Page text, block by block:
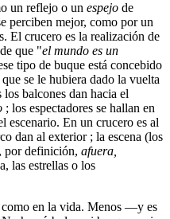
un reflejo o un espejo de
perciben mejor, como por un
El crucero es la realización de
que "el mundo es un
tipo de buque está concebido
se le hubiera dado la vuelta
balcones dan hacia el
; los espectadores se hallan en
escenario. En un crucero es al
dan al exterior ; la escena (los
por definición, afuera,
las estrellas o los
en la vida. Menos —y es